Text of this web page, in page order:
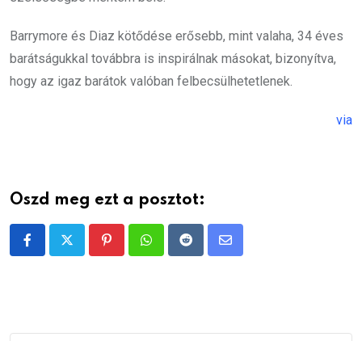
Barrymore és Diaz kötődése erősebb, mint valaha, 34 éves
barátságukkal továbbra is inspirálnak másokat, bizonyítva,
hogy az igaz barátok valóban felbecsülhetetlenek.
via
Oszd meg ezt a posztot:
PinterestWhatsappRedditShare